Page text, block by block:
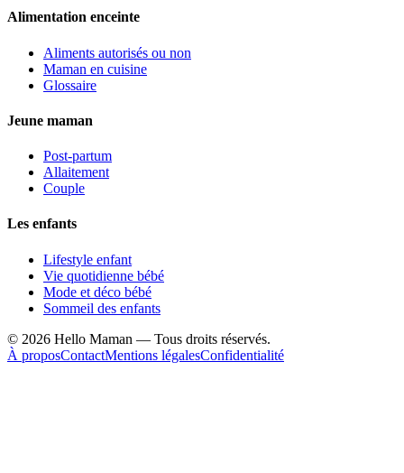
Alimentation enceinte
Aliments autorisés ou non
Maman en cuisine
Glossaire
Jeune maman
Post-partum
Allaitement
Couple
Les enfants
Lifestyle enfant
Vie quotidienne bébé
Mode et déco bébé
Sommeil des enfants
© 2026 Hello Maman — Tous droits réservés.
À proposContactMentions légalesConfidentialité